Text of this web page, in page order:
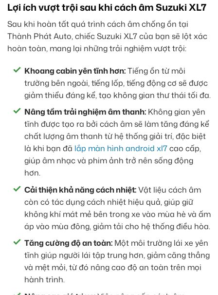
Lợi ích vượt trội sau khi cách âm Suzuki XL7
Sau khi hoàn tất quá trình cách âm chống ồn tại
Thành Phát Auto, chiếc Suzuki XL7 của bạn sẽ lột xác
hoàn toàn, mang lại những trải nghiệm vượt trội:
Khoang cabin yên tĩnh hơn:Tiếng ồn từ môi
trường bên ngoài, tiếng lốp, tiếng động cơ sẽ được
giảm thiểu đáng kể, tạo không gian thư thái tối đa.
Nâng tầm trải nghiệm âm thanh: Không gian yên
tĩnh được tạo ra bởi cách âm sẽ làm tăng đáng kể
chất lượng âm thanh từ hệ thống giải trí, đặc biệt
là khi bạn đã lắp màn hình android xl7cao cấp,
giúp âm nhạc và phim ảnh trở nên sống động
hơn.
Cải thiện khả năng cách nhiệt:Vật liệu cách âm
còn có tác dụng cách nhiệt hiệu quả, giúp giữ
không khí mát mẻ bên trong xe vào mùa hè và ấm
áp vào mùa đông, giảm tải cho hệ thống điều hòa.
Tăng cường độ an toàn: Một môi trường lái xe yên
tĩnh giúp người lái tập trung hơn, giảm căng thẳng
và mệt mỏi, từ đó nâng cao độ an toàn trên mọi
hành trình.